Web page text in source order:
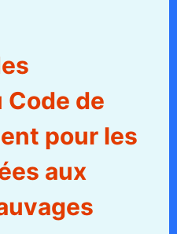
de
pour les
aux